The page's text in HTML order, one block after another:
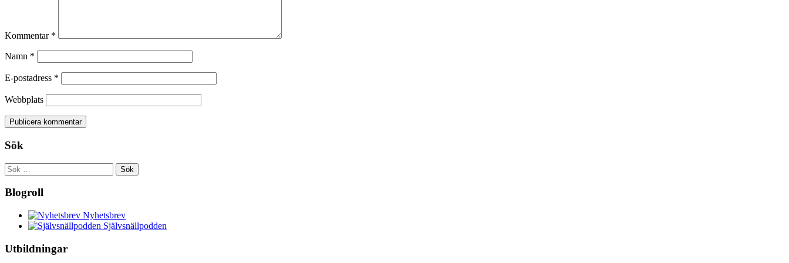
Kommentar *
Namn *
E-postadress *
Webbplats
Sök
Sök
efter:
Blogroll
Nyhetsbrev
Självsnällpodden
Utbildningar